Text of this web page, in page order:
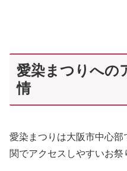
愛染まつりへの
情
愛染まつりは大阪市中心
関でアクセスしやすいお祭